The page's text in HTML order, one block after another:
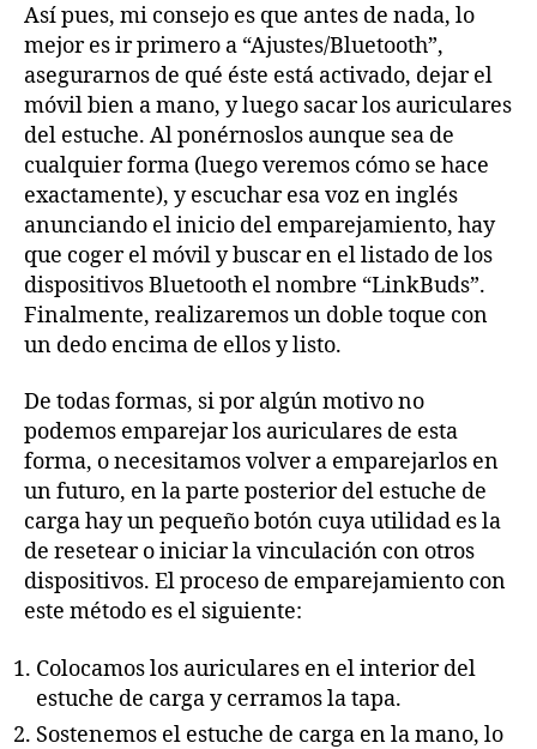
Así pues, mi consejo es que antes de nada, lo
mejor es ir primero a “Ajustes/Bluetooth”,
asegurarnos de qué éste está activado, dejar el
móvil bien a mano, y luego sacar los auriculares
del estuche. Al ponérnoslos aunque sea de
cualquier forma (luego veremos cómo se hace
exactamente), y escuchar esa voz en inglés
anunciando el inicio del emparejamiento, hay
que coger el móvil y buscar en el listado de los
dispositivos Bluetooth el nombre “LinkBuds”.
Finalmente, realizaremos un doble toque con
un dedo encima de ellos y listo.
De todas formas, si por algún motivo no
podemos emparejar los auriculares de esta
forma, o necesitamos volver a emparejarlos en
un futuro, en la parte posterior del estuche de
carga hay un pequeño botón cuya utilidad es la
de resetear o iniciar la vinculación con otros
dispositivos. El proceso de emparejamiento con
este método es el siguiente:
Colocamos los auriculares en el interior del
estuche de carga y cerramos la tapa.
Sostenemos el estuche de carga en la mano, lo